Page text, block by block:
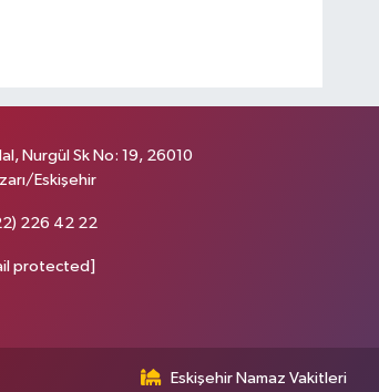
Nurgül Sk No: 19, 26010
Eskişehir
226 42 22
protected]
Eskişehir Namaz Vakitleri